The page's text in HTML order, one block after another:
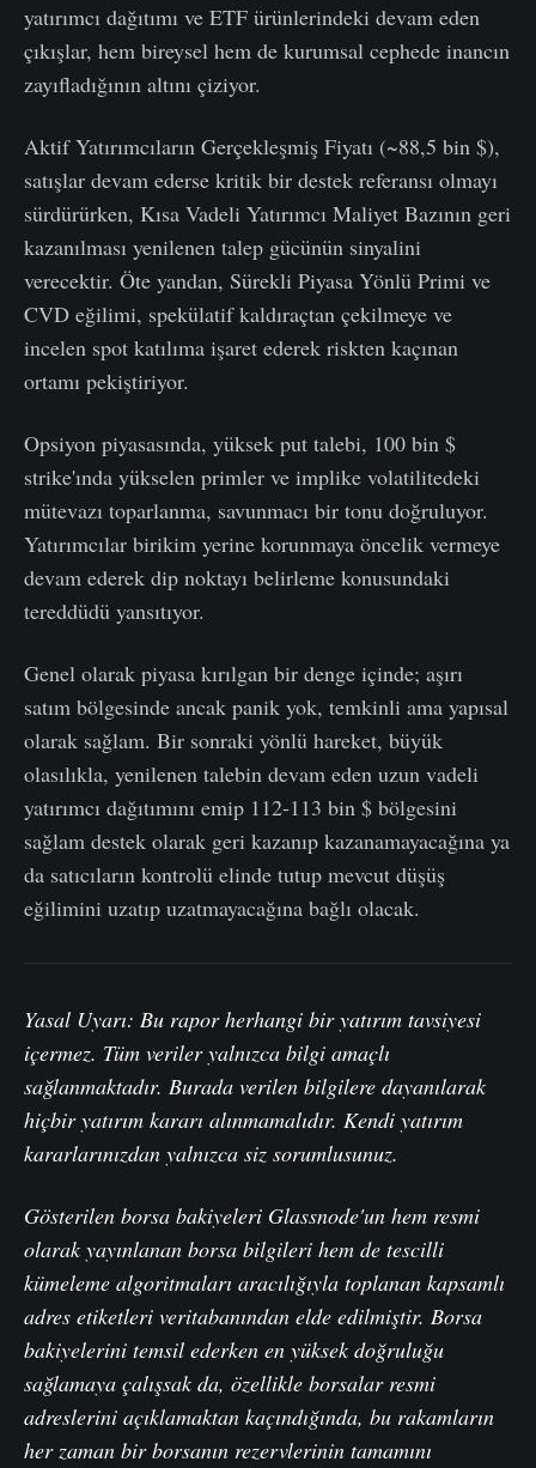
yatırımcı dağıtımı ve ETF ürünlerindeki devam eden
çıkışlar, hem bireysel hem de kurumsal cephede inancın
zayıfladığının altını çiziyor.
Aktif Yatırımcıların Gerçekleşmiş Fiyatı (~88,5 bin $),
satışlar devam ederse kritik bir destek referansı olmayı
sürdürürken, Kısa Vadeli Yatırımcı Maliyet Bazının geri
kazanılması yenilenen talep gücünün sinyalini
verecektir. Öte yandan, Sürekli Piyasa Yönlü Primi ve
CVD eğilimi, spekülatif kaldıraçtan çekilmeye ve
incelen spot katılıma işaret ederek riskten kaçınan
ortamı pekiştiriyor.
Opsiyon piyasasında, yüksek put talebi, 100 bin $
strike'ında yükselen primler ve implike volatilitedeki
mütevazı toparlanma, savunmacı bir tonu doğruluyor.
Yatırımcılar birikim yerine korunmaya öncelik vermeye
devam ederek dip noktayı belirleme konusundaki
tereddüdü yansıtıyor.
Genel olarak piyasa kırılgan bir denge içinde; aşırı
satım bölgesinde ancak panik yok, temkinli ama yapısal
olarak sağlam. Bir sonraki yönlü hareket, büyük
olasılıkla, yenilenen talebin devam eden uzun vadeli
yatırımcı dağıtımını emip 112-113 bin $ bölgesini
sağlam destek olarak geri kazanıp kazanamayacağına ya
da satıcıların kontrolü elinde tutup mevcut düşüş
eğilimini uzatıp uzatmayacağına bağlı olacak.
Yasal Uyarı: Bu rapor herhangi bir yatırım tavsiyesi
içermez. Tüm veriler yalnızca bilgi amaçlı
sağlanmaktadır. Burada verilen bilgilere dayanılarak
hiçbir yatırım kararı alınmamalıdır. Kendi yatırım
kararlarınızdan yalnızca siz sorumlusunuz.
Gösterilen borsa bakiyeleri Glassnode'un hem resmi
olarak yayınlanan borsa bilgileri hem de tescilli
kümeleme algoritmaları aracılığıyla toplanan kapsamlı
adres etiketleri veritabanından elde edilmiştir. Borsa
bakiyelerini temsil ederken en yüksek doğruluğu
sağlamaya çalışsak da, özellikle borsalar resmi
adreslerini açıklamaktan kaçındığında, bu rakamların
her zaman bir borsanın rezervlerinin tamamını